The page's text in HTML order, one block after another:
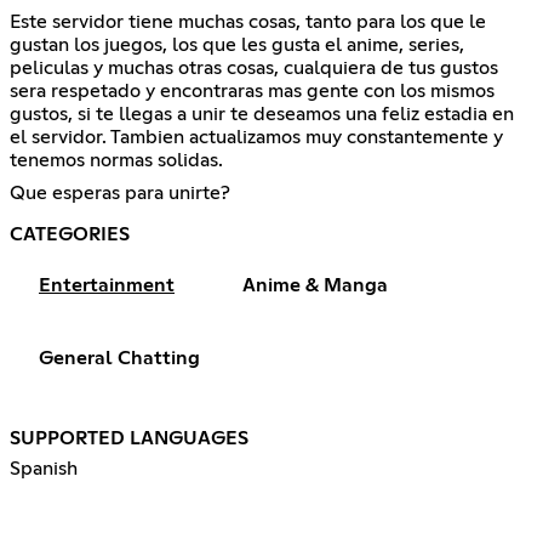
Este servidor tiene muchas cosas, tanto para los que le
gustan los juegos, los que les gusta el anime, series,
peliculas y muchas otras cosas, cualquiera de tus gustos
sera respetado y encontraras mas gente con los mismos
gustos, si te llegas a unir te deseamos una feliz estadia en
el servidor. Tambien actualizamos muy constantemente y
tenemos normas solidas.
Que esperas para unirte?
CATEGORIES
Entertainment Anime & Manga
General Chatting
SUPPORTED LANGUAGES
Spanish